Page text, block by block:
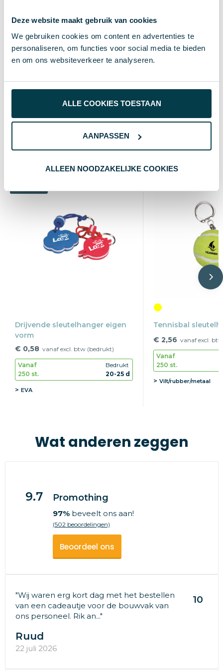
Deze website maakt gebruik van cookies
We gebruiken cookies om content en advertenties te
personaliseren, om functies voor social media te bieden
en om ons websiteverkeer te analyseren.
ALLE COOKIES TOESTAAN
AANPASSEN
ALLEEN NOODZAKELIJKE COOKIES
Kleur Blauw
Breedte 1.5 cm
Wat anderen bekijken
Drijvende sleutelhanger eigen
vorm
€ 0,58 vanaf excl. btw (bedrukt)
Vanaf
250 st.
Bedrukt
20-25 d
EVA
Tennisbal
€ 2,56 vanaf excl.
Vanaf
250 st.
Vilt/rubber/metaal
Wat anderen zeggen
9.7 Promothing
97%beveelt ons aan!
(502 beoordelingen)
Beoordeel ons
"Wij waren erg kort dag met het bestellen
van een cadeautje voor de bouwvak van
ons personeel. Rik an..."
10
Ruud
22 juli 2026